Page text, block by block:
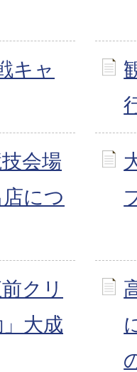
キャ
会場
につ
クリ
大成